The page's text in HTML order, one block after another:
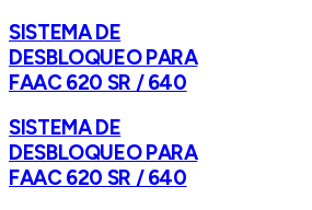
SISTEMA DE
DESBLOQUEO PARA
FAAC 620 SR / 640
SISTEMA DE
DESBLOQUEO PARA
FAAC 620 SR / 640